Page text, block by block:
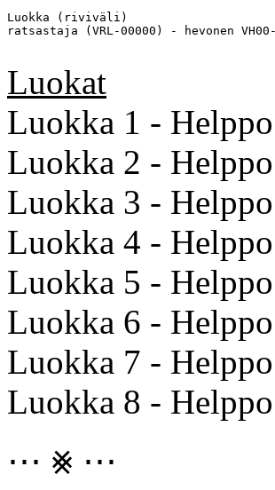
Luokka (riviväli)
ratsastaja (VRL-00000) - hevonen
Luokat
Luokka 1 -
Luokka 2 -
Luokka 3 -
Luokka 4 -
Luokka 5 -
Luokka 6 -
Luokka 7 -
Luokka 8 -
⋯ ⨳ ⋯